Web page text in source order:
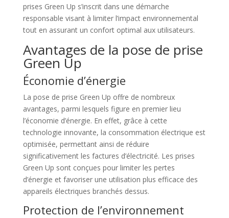
prises Green Up s’inscrit dans une démarche
responsable visant à limiter l’impact environnemental
tout en assurant un confort optimal aux utilisateurs.
Avantages de la pose de prise
Green Up
Économie d’énergie
La pose de prise Green Up offre de nombreux
avantages, parmi lesquels figure en premier lieu
l’économie d’énergie. En effet, grâce à cette
technologie innovante, la consommation électrique est
optimisée, permettant ainsi de réduire
significativement les factures d’électricité. Les prises
Green Up sont conçues pour limiter les pertes
d’énergie et favoriser une utilisation plus efficace des
appareils électriques branchés dessus.
Protection de l’environnement